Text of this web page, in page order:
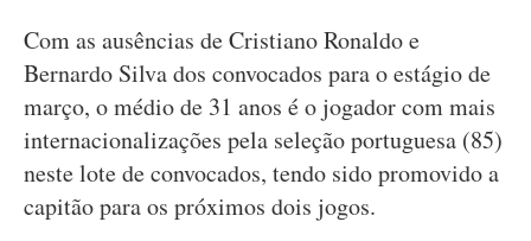
Com as ausências de Cristiano Ronaldo e
Bernardo Silva dos convocados para o estágio de
março, o médio de 31 anos é o jogador com mais
internacionalizações pela seleção portuguesa (85)
neste lote de convocados, tendo sido promovido a
capitão para os próximos dois jogos.